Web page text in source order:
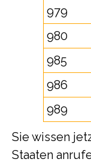
979
980
985
986
989
Sie wissen
Staaten